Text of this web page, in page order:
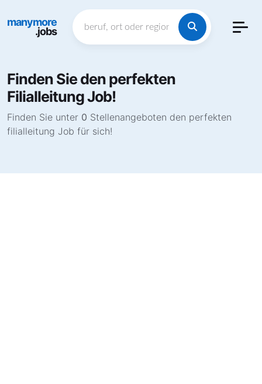
manymore
.jobs
Finden Sie den perfekten
Filialleitung Job!
Finden Sie unter 0 Stellenangeboten den perfekten
filialleitung Job für sich!